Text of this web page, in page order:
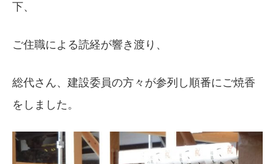
下、
ご住職による読経が響き渡り、
総代さん、建設委員の方々が参列し順番にご焼香
をしました。